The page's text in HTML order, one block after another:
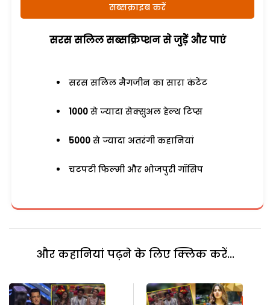
सब्सक्राइब करें
सरस सलिल सब्सक्रिप्शन से जुड़ेें और पाएं
सरस सलिल मैगजीन का सारा कंटेंट
1000 से ज्यादा सेक्सुअल हेल्थ टिप्स
5000 से ज्यादा अतरंगी कहानियां
चटपटी फिल्मी और भोजपुरी गॉसिप
और कहानियां पढ़ने के लिए क्लिक करें...